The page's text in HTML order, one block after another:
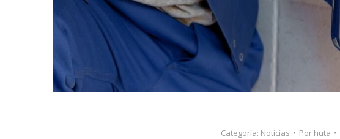
Categoría: Noticias Por huta